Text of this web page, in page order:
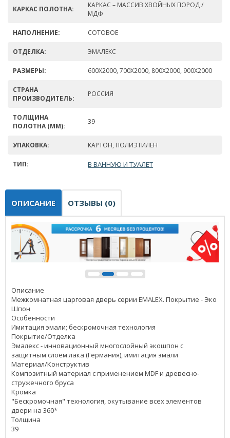
КАРКАС ПОЛОТНА:
КАРКАС – МАССИВ ХВОЙНЫХ ПОРОД /
МДФ
НАПОЛНЕНИЕ: СОТОВОЕ
ОТДЕЛКА: ЭМАЛЕКС
РАЗМЕРЫ: 600Х2000, 700Х2000, 800Х2000, 900Х2000
СТРАНА
ПРОИЗВОДИТЕЛЬ:
РОССИЯ
ТОЛЩИНА
ПОЛОТНА (ММ):
39
УПАКОВКА: КАРТОН, ПОЛИЭТИЛЕН
ТИП: В ВАННУЮ И ТУАЛЕТ
ОПИСАНИЕ ОТЗЫВЫ (0)
Описание
Межкомнатная царговая дверь серии EMALEX. Покрытие - Эко
Шпон
Особенности
Имитация эмали; бескромочная технология
Покрытие/Отделка
Эмалекс - инновационный многослойный экошпон с
защитным слоем лака (Германия), имитация эмали
Материал/Конструктив
Композитный материал с применением MDF и древесно-
стружечного бруса
Кромка
"Бескромочная" технология, окутывание всех элементов
двери на 360*
Толщина
39